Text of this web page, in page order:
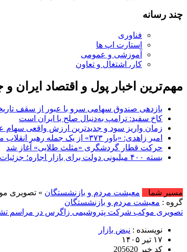
چند رسانه
فناوری
استارت اپ ها
آموزشی و عمومی
کار، اشتغال و تعاون
مهم‌ترین اخبار پول و اقتصاد ایران و
بازدهی صندوق سهامی سرو با عبور از سقف تاریخی به ۶۶ درصد بازدهی سالانه رسید / افزایش وزن سهام پتروشیمی و پالایشی در
کاخ سفید: ترامپ به‌دنبال صلح با ایران است
زمان واریز سود و جدیدترین ارزش واقعی سهام
امیر زاهدی: «باور ۳۷۳» از یک جمله رهبر انقلاب متولد شد
حرکت قطار گردشگری «مثلث طلایی» آغاز شد
بسته ۴۰۰ میلیونی دولت برای بازار اجاره؛ جزئیات و چالش‌ها
مسیر شما
معیشت مردم و بازنشستگان » تصویری
گروه : معیشت مردم و بازنشستگان
تصویری موکب شرکت پتروشیمی زاگرس در مراسم
نویسنده : نبض بازار
۱۷ تیر ۱۴۰۵
کد خبر 205620